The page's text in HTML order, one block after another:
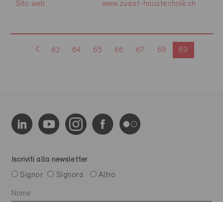
Sito web www.zuest-haustechnik.ch
63 64 65 66 67 68 69
Iscriviti alla newsletter
Signor
Signora Altro